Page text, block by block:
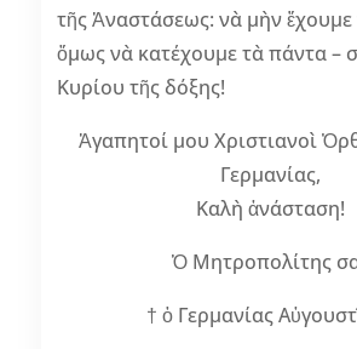
τῆς Ἀναστάσεως: νὰ μὴν ἔχουμε
ὅμως νὰ κατέχουμε τὰ πάντα –
Κυρίου τῆς δόξης!
Ἀγαπητοί μου Χριστιανοὶ
Γερμανίας,
Καλὴ ἀνάσταση!
Ὁ Μητροπολίτης
† ὁ Γερμανίας